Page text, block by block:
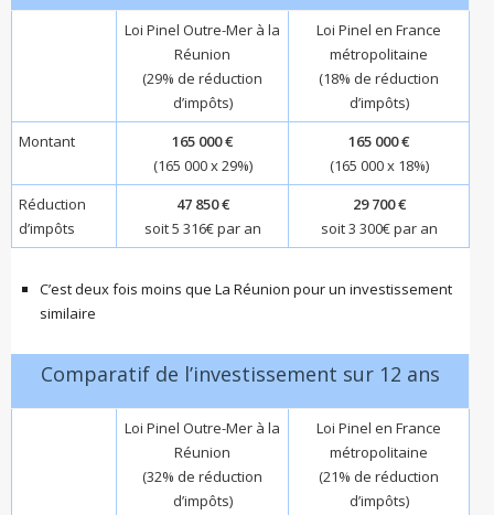
Loi Pinel Outre-Mer à la
Réunion
(29% de réduction
d’impôts)
Loi Pinel en France
métropolitaine
(18% de réduction
d’impôts)
Montant
165 000 €
(165 000 x 29%)
165 000 €
(165 000 x 18%)
Réduction
d’impôts
47 850 €
soit 5 316€ par an
29 700 €
soit 3 300€ par an
C’est deux fois moins que La Réunion pour un investissement
similaire
Comparatif de l’investissement sur 12 ans
Loi Pinel Outre-Mer à la
Réunion
(32% de réduction
d’impôts)
Loi Pinel en France
métropolitaine
(21% de réduction
d’impôts)